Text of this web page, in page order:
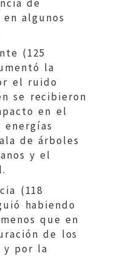
de
algunos
(125
la
el ruido
se recibieron
en el
de árboles
y el
(118
habiendo
que en
de los
y por la